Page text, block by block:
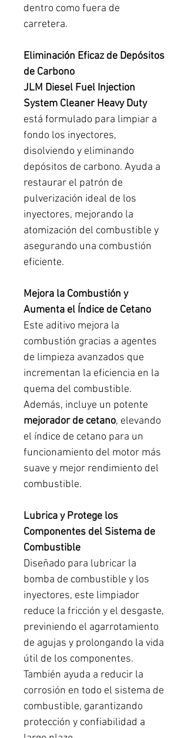
dentro como fuera de
carretera.
Eliminación Eficaz de Depósitos
de Carbono
JLM Diesel Fuel Injection
System Cleaner Heavy Duty
está formulado para limpiar a
fondo los inyectores,
disolviendo y eliminando
depósitos de carbono. Ayuda a
restaurar el patrón de
pulverización ideal de los
inyectores, mejorando la
atomización del combustible y
asegurando una combustión
eficiente.
Mejora la Combustión y
Aumenta el Índice de Cetano
Este aditivo mejora la
combustión gracias a agentes
de limpieza avanzados que
incrementan la eficiencia en la
quema del combustible.
Además, incluye un potente
mejorador de cetano, elevando
el índice de cetano para un
funcionamiento del motor más
suave y mejor rendimiento del
combustible.
Lubrica y Protege los
Componentes del Sistema de
Combustible
Diseñado para lubricar la
bomba de combustible y los
inyectores, este limpiador
reduce la fricción y el desgaste,
previniendo el agarrotamiento
de agujas y prolongando la vida
útil de los componentes.
También ayuda a reducir la
corrosión en todo el sistema de
combustible, garantizando
protección y confiabilidad a